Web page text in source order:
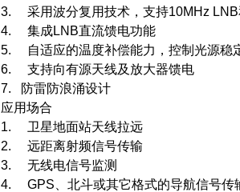
3. 采用波分复用技术，支持10MHz LNB
4. 集成LNB直流馈电功能
5. 自适应的温度补偿能力，控制光源稳
6. 支持向有源天线及放大器馈电
7. 防雷防浪涌设计
应用场合
1. 卫星地面站天线拉远
2. 远距离射频信号传输
3. 无线电信号监测
4. GPS、北斗或其它格式的导航信号传